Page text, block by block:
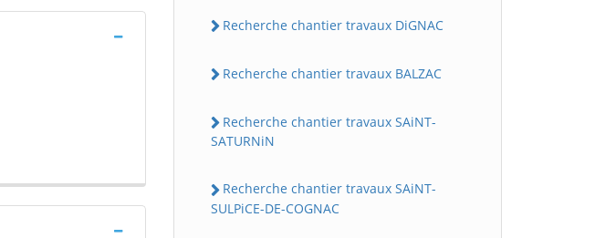
Recherche chantier travaux DiGNAC
Recherche chantier travaux BALZAC
Recherche chantier travaux SAiNT-
SATURNiN
Recherche chantier travaux SAiNT-
SULPiCE-DE-COGNAC